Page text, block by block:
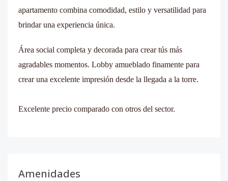
apartamento combina comodidad, estilo y versatilidad para
brindar una experiencia única.
Área social completa y decorada para crear tús más
agradables momentos. Lobby amueblado finamente para
crear una excelente impresión desde la llegada a la torre.
Excelente precio comparado con otros del sector.
Amenidades